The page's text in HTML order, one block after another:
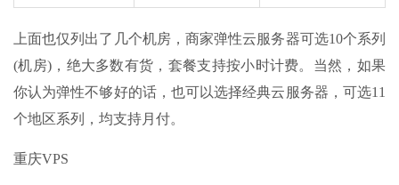
上面也仅列出了几个机房，商家弹性云服务器可选10个系列
(机房)，绝大多数有货，套餐支持按小时计费。当然，如果
你认为弹性不够好的话，也可以选择经典云服务器，可选11
个地区系列，均支持月付。
重庆VPS